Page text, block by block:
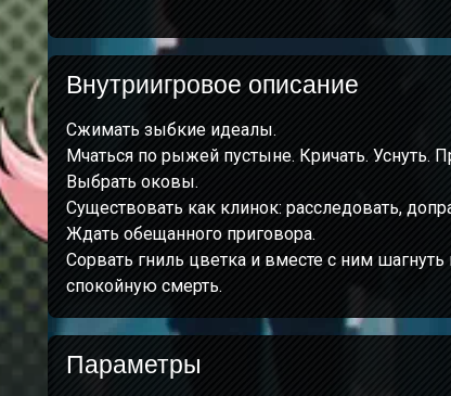
Внутриигровое описание
Сжимать зыбкие идеалы.
Мчаться по рыжей пустыне. Кричать. Уснуть.
Выбрать оковы.
Существовать как клинок: расследовать,
Ждать обещанного приговора.
Сорвать гниль цветка и вместе с ним
спокойную смерть.
Параметры